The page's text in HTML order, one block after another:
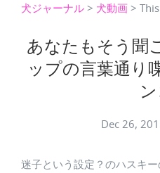
犬ジャーナル > 犬動画 >
あなたもそう聞
ップの言葉通り
Dec 26,
迷子という設定？のハスキー